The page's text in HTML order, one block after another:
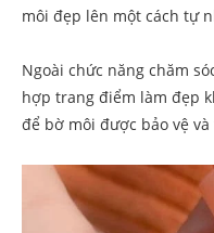
môi đẹp lên một cách tự
Ngoài chức năng chăm
hợp trang điểm làm đẹp
để bờ môi được bảo vệ